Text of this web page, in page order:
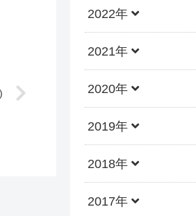
2022年
2021年
2020年
2019年
2018年
2017年